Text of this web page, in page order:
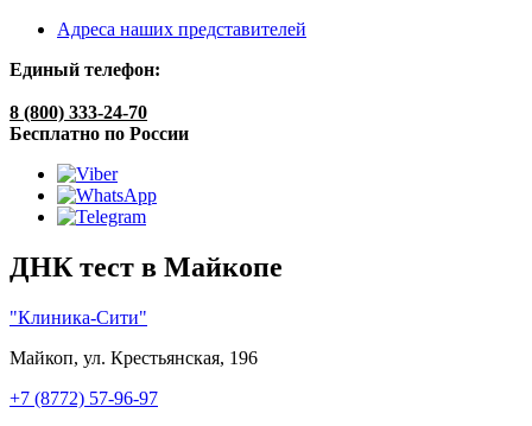
Адреса наших представителей
Единый телефон:
8 (800) 333-24-70
Бесплатно по России
ДНК тест в Майкопе
"Клиника-Сити"
Майкоп, ул. Крестьянская, 196
+7 (8772) 57-96-97